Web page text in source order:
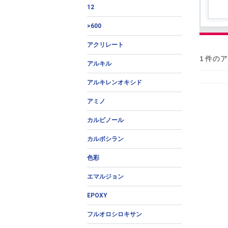
12
>600
アクリレート
アルキル
アルキレンオキシド
アミノ
カルビノール
カルボシラン
色彩
エマルジョン
EPOXY
フルオロシロキサン
1 件の